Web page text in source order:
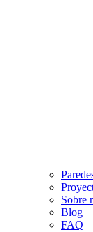
Sobre
Blog
FAQ